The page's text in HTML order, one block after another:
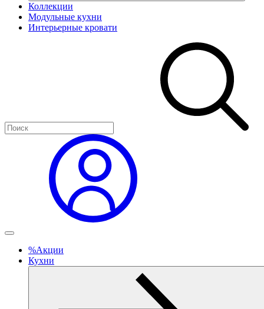
Коллекции
Модульные кухни
Интерьерные кровати
%Акции
Кухни